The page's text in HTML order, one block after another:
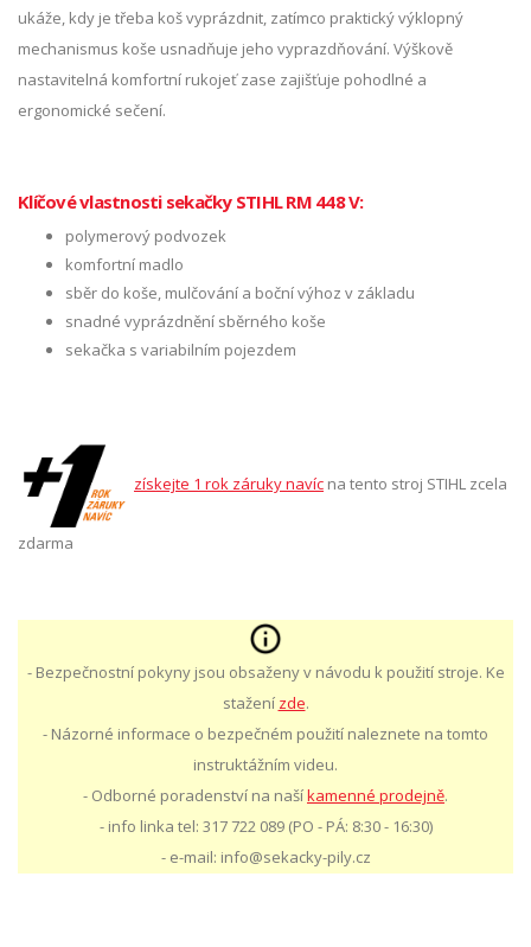
ukáže, kdy je třeba koš vyprázdnit, zatímco praktický výklopný
mechanismus koše usnadňuje jeho vyprazdňování. Výškově
nastavitelná komfortní rukojeť zase zajišťuje pohodlné a
ergonomické sečení.
Klíčové vlastnosti sekačky STIHL RM 448 V:
polymerový podvozek
komfortní madlo
sběr do koše, mulčování a boční výhoz v základu
snadné vyprázdnění sběrného koše
sekačka s variabilním pojezdem
získejte 1 rok záruky navíc na tento stroj STIHL zcela
zdarma
- Bezpečnostní pokyny jsou obsaženy v návodu k použití stroje. Ke
stažení zde.
- Názorné informace o bezpečném použití naleznete na tomto
instruktážním videu.
- Odborné poradenství na našíkamenné prodejně.
- info linka tel: 317 722 089 (PO - PÁ: 8:30 - 16:30)
- e-mail: info@sekacky-pily.cz